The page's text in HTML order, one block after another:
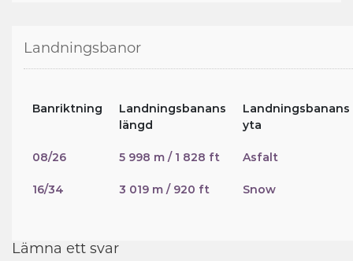
Landningsbanor
Banriktning
Landningsbanans
längd
Landningsbanans
yta
08/26 5 998 m / 1 828 ft Asfalt
16/34 3 019 m / 920 ft Snow
Lämna ett svar